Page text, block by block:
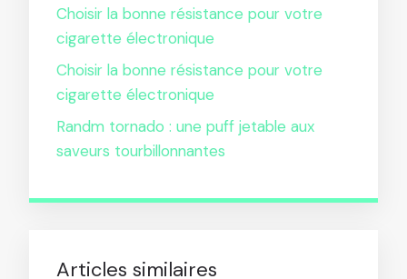
Choisir la bonne résistance pour votre
cigarette électronique
Choisir la bonne résistance pour votre
cigarette électronique
Randm tornado : une puff jetable aux
saveurs tourbillonnantes
Articles similaires